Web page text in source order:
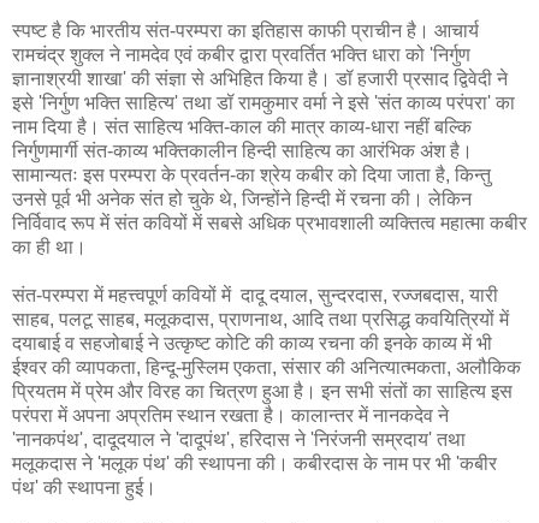
स्पष्ट है कि भारतीय संत-परम्परा का इतिहास काफी प्राचीन है। आचार्य
रामचंद्र शुक्ल ने नामदेव एवं कबीर द्वारा प्रवर्तित भक्ति धारा को 'निर्गुण
ज्ञानाश्रयी शाखा' की संज्ञा से अभिहित किया है। डॉ हजारी प्रसाद द्विवेदी ने
इसे 'निर्गुण भक्ति साहित्य' तथा डॉ रामकुमार वर्मा ने इसे 'संत काव्य परंपरा' का
नाम दिया है। संत साहित्य भक्ति-काल की मात्र काव्य-धारा नहीं बल्कि
निर्गुणमार्गी संत-काव्य भक्तिकालीन हिन्दी साहित्य का आरंभिक अंश है।
सामान्यतः इस परम्परा के प्रवर्तन-का श्रेय कबीर को दिया जाता है, किन्तु
उनसे पूर्व भी अनेक संत हो चुके थे, जिन्होंने हिन्दी में रचना की। लेकिन
निर्विवाद रूप में संत कवियों में सबसे अधिक प्रभावशाली व्यक्तित्व महात्मा कबीर
का ही था।
संत-परम्परा में महत्त्वपूर्ण कवियों में दादू दयाल, सुन्दरदास, रज्जबदास, यारी
साहब, पलटू साहब, मलूकदास, प्राणनाथ, आदि तथा प्रसिद्ध कवयित्रियों में
दयाबाई व सहजोबाई ने उत्कृष्ट कोटि की काव्य रचना की इनके काव्य में भी
ईश्वर की व्यापकता, हिन्दू-मुस्लिम एकता, संसार की अनित्यात्मकता, अलौकिक
प्रियतम में प्रेम और विरह का चित्रण हुआ है। इन सभी संतों का साहित्य इस
परंपरा में अपना अप्रतिम स्थान रखता है। कालान्तर में नानकदेव ने
'नानकपंथ', दादूदयाल ने 'दादूपंथ', हरिदास ने 'निरंजनी सम्रदाय' तथा
मलूकदास ने 'मलूक पंथ' की स्थापना की। कबीरदास के नाम पर भी 'कबीर
पंथ' की स्थापना हुई।